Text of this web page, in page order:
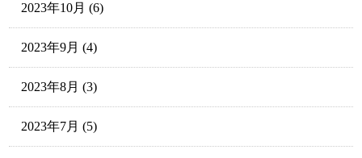
2023年10月 (6)
2023年9月 (4)
2023年8月 (3)
2023年7月 (5)